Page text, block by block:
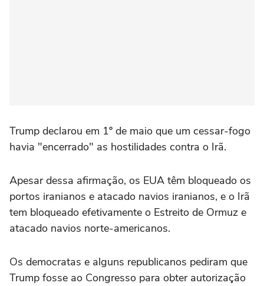
Trump declarou em 1º de maio que um cessar-fogo
havia "encerrado" as hostilidades contra o Irã.
Apesar dessa afirmação, os EUA têm bloqueado os
portos iranianos e atacado navios iranianos, e o Irã
tem bloqueado efetivamente o Estreito de Ormuz e
atacado navios norte-americanos.
Os democratas e alguns republicanos pediram que
Trump fosse ao Congresso para obter autorização